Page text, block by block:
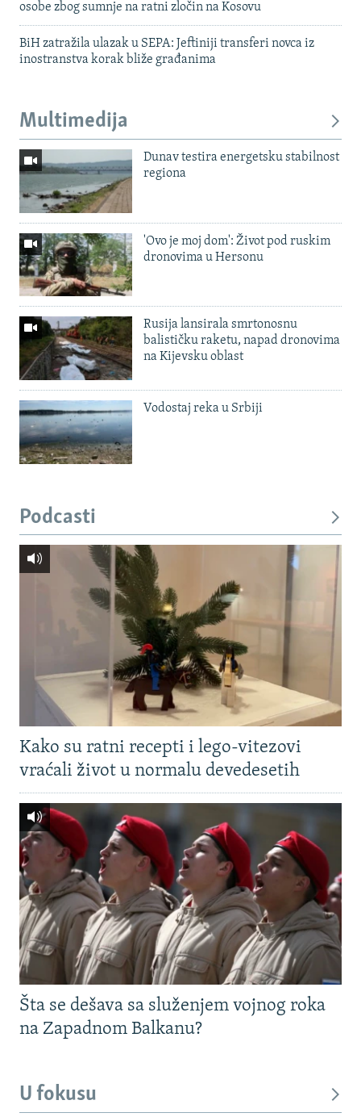
osobe zbog sumnje na ratni zločin na Kosovu
BiH zatražila ulazak u SEPA: Jeftiniji transferi novca iz
inostranstva korak bliže građanima
Multimedija
Dunav testira energetsku stabilnost
regiona
'Ovo je moj dom': Život pod ruskim
dronovima u Hersonu
Rusija lansirala smrtonosnu
balističku raketu, napad dronovima
na Kijevsku oblast
Vodostaj reka u Srbiji
Podcasti
Kako su ratni recepti i lego-vitezovi
vraćali život u normalu devedesetih
Šta se dešava sa služenjem vojnog roka
na Zapadnom Balkanu?
U fokusu